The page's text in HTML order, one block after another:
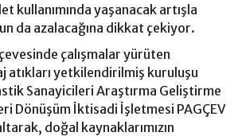
kullanımında yaşanacak artışla
da azalacağına dikkat çekiyor.
çalışmalar yürüten
atıkları yetkilendirilmiş kuruluşu
Sanayicileri Araştırma Geliştirme
Dönüşüm İktisadi İşletmesi PAGÇEV
doğal kaynaklarımızın